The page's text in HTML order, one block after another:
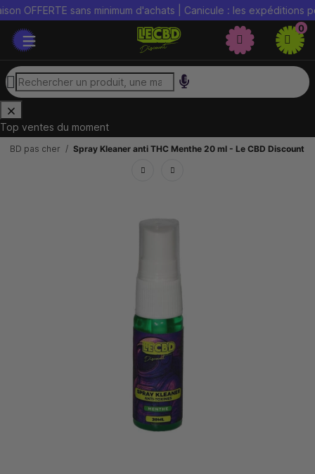
OFFERTE sans minimum d'achats | Canicule : les expéditions
0
Top ventes du moment
pas cher Spray Kleaner anti THC Menthe 20 ml - Le CBD Discount